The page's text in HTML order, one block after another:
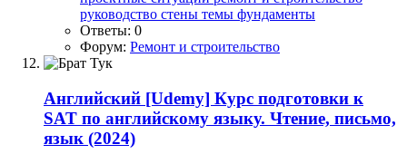
руководство стены темы фундаменты
Ответы: 0
Форум: Ремонт и строительство
Английский [Udemy] Курс подготовки к
SAT по английскому языку. Чтение, письмо,
язык (2024)